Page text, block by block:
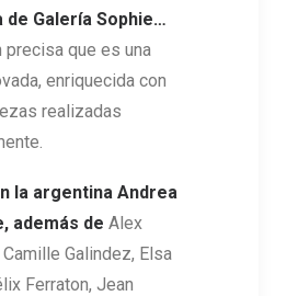
Galería Sophie…
precisa que es una
enriquecida con
realizadas
la argentina Andrea
además de Alex
Galindez, Elsa
Ferraton, Jean